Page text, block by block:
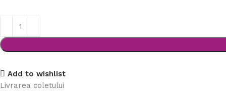
Add to wishlist
Livrarea coletului